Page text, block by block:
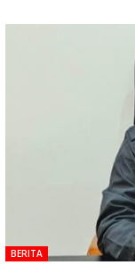
BERITA